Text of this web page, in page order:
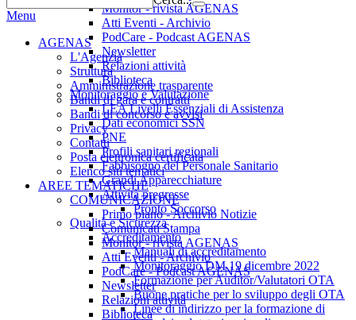
Menu
AGENAS
L'Agenzia
Struttura
Amministrazione trasparente
Bandi di gara e contratti
Bandi di concorso e avvisi
Privacy
Contatti
Posta elettronica certificata
Elenco siti tematici
AREE TEMATICHE
COMUNICAZIONE
Primo piano - Archivio Notizie
Comunicati Stampa
Monitor - rivista AGENAS
Atti Eventi - Archivio
PodCare - Podcast AGENAS
Newsletter
Relazioni attività
Biblioteca
Monitor - rivista AGENAS
Atti Eventi - Archivio
PodCare - Podcast AGENAS
Newsletter
Relazioni attività
Biblioteca
Monitoraggio e Valutazione
LEA Livelli Essenziali di Assistenza
Dati economici SSN
PNE
Profili sanitari regionali
Fabbisogno del Personale Sanitario
Grandi Apparecchiature
Attività pregresse
Pronto Soccorso
Qualità e Sicurezza
Accreditamento
Manuali di accreditamento
Monitoraggio DM 19 dicembre 2022
Formazione per Auditor/Valutatori OTA
Buone pratiche per lo sviluppo degli OTA
Linee di indirizzo per la formazione di